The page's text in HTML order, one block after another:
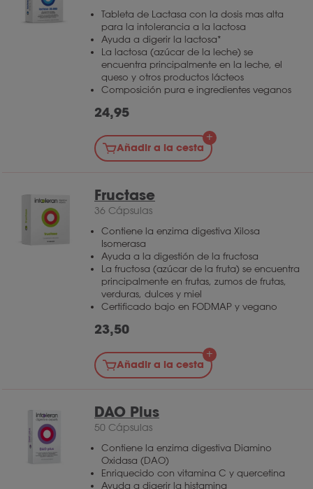
Tableta de Lactasa con la dosis mas alta
para la intolerancia a la lactosa
Ayuda a digerir la lactosa*
La lactosa (azúcar de la leche) se
encuentra principalmente en la leche, el
queso y otros productos lácteos
Composición pura e ingredientes veganos
24,95
Añadir a la cesta
Fructase
36 Cápsulas
Contiene la enzima digestiva Xilosa
Isomerasa
Ayuda a la digestión de la fructosa
La fructosa (azúcar de la fruta) se encuentra
principalmente en frutas, zumos de frutas,
verduras, dulces y miel
Certificado bajo en FODMAP y vegano
23,50
Añadir a la cesta
DAO Plus
50 Cápsulas
Contiene la enzima digestiva Diamino
Oxidasa (DAO)
Enriquecido con vitamina C y quercetina
Ayuda a digerir la histamina